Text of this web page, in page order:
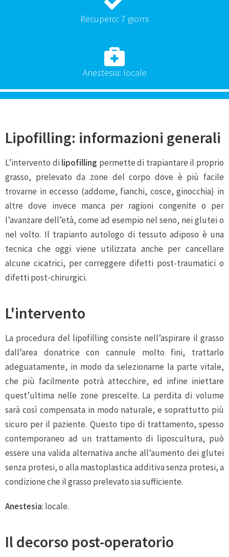
Recupero: 7 giorni
Anestesia: locale
Lipofilling: informazioni generali
L’intervento dilipofilling permette di trapiantare il proprio
grasso, prelevato da zone del corpo dove è più facile
trovarne in eccesso (addome, fianchi, cosce, ginocchia) in
altre dove invece manca per ragioni congenite o per
l’avanzare dell’età, come ad esempio nel seno, nei glutei o
nel volto. Il trapianto autologo di tessuto adiposo è una
tecnica che oggi viene utilizzata anche per cancellare
alcune cicatrici, per correggere difetti post-traumatici o
difetti post-chirurgici.
L'intervento
La procedura del lipofilling consiste nell’aspirare il grasso
dall’area donatrice con cannule molto fini, trattarlo
adeguatamente, in modo da selezionarne la parte vitale,
che più facilmente potrà attecchire, ed infine iniettare
quest’ultima nelle zone prescelte. La perdita di volume
sarà così compensata in modo naturale, e soprattutto più
sicuro per il paziente. Questo tipo di trattamento, spesso
contemporaneo ad un trattamento di liposcultura, può
essere una valida alternativa anche all’aumento dei glutei
senza protesi, o alla mastoplastica additiva senza protesi, a
condizione che il grasso prelevato sia sufficiente.
Anestesia: locale.
Il decorso post-operatorio